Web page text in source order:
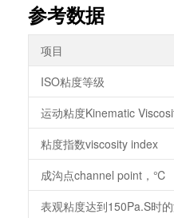
参考数据
项目
ISO粘度等级
运动粘度Kinematic
粘度指数viscosity index
成沟点channel point，℃
表观粘度达到150Pa.S时